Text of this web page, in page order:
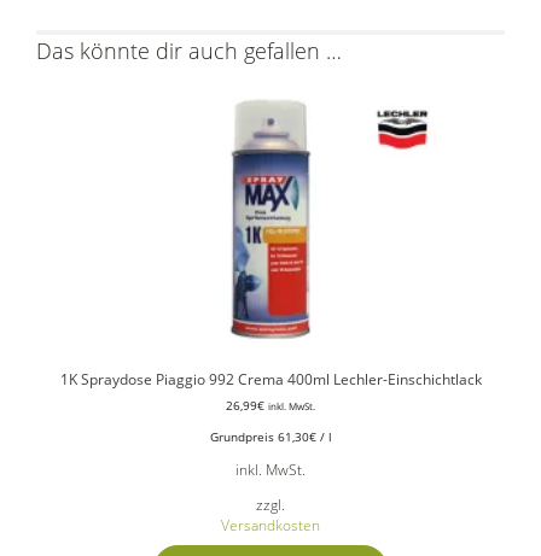
Das könnte dir auch gefallen …
1K Spraydose Piaggio 992 Crema 400ml Lechler-Einschichtlack
26,99€ inkl. MwSt.
Grundpreis 61,30€/ l
inkl. MwSt.
zzgl.
Versandkosten